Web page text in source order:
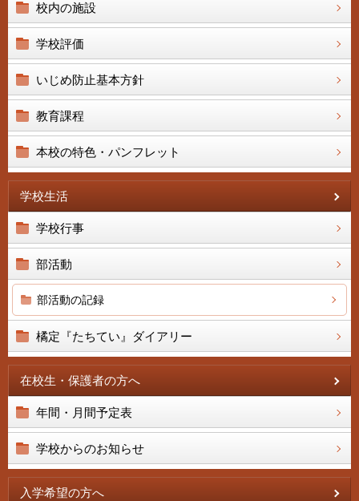
校内の施設
学校評価
いじめ防止基本方針
教育課程
本校の特色・パンフレット
学校生活
学校行事
部活動
部活動の記録
橘定『たちてい』ダイアリー
在校生・保護者の方へ
年間・月間予定表
学校からのお知らせ
入学希望の方へ